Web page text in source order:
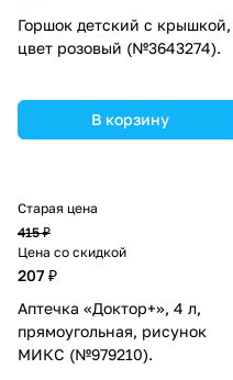
Горшок детский с крышкой,
цвет розовый (№3643274).
В корзину
Старая цена
415 ₽
Цена со скидкой
207 ₽
Аптечка «Доктор+», 4 л,
прямоугольная, рисунок
МИКС (№979210).